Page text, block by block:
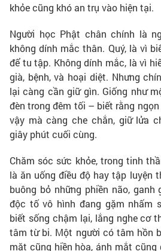
khỏe cũng khó an trụ vào hiện tại.
Người học Phật chân chính là
không dính mắc thân. Quý, là vì
để tu tập. Không dính mắc, là vì
già, bệnh, và hoại diệt. Nhưng
lại càng cần giữ gìn. Giống như
đèn trong đêm tối – biết rằng
vậy mà càng che chắn, giữ lửa
giây phút cuối cùng.
Chăm sóc sức khỏe, trong tinh
là ăn uống điều độ hay tập luyện
buông bỏ những phiền não, ganh
độc tố vô hình đang gặm nhấm
biết sống chậm lại, lắng nghe cơ
tâm từ bi. Một người có tâm hồn
mặt cũng hiền hòa, ánh mắt cũng